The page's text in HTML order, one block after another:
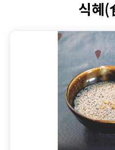
식혜(